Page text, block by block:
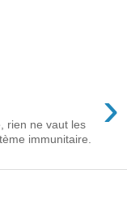
›
rien ne vaut les
immunitaire.